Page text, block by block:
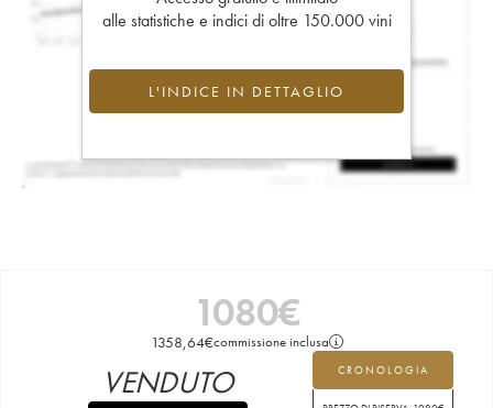
alle statistiche e indici di oltre 150.000 vini
L'INDICE IN DETTAGLIO
1080€
1358,64€commissione inclusa
CRONOLOGIA
VENDUTO